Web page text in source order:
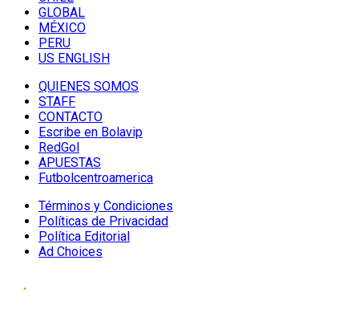
GLOBAL
MÉXICO
PERU
US ENGLISH
QUIENES SOMOS
STAFF
CONTACTO
Escribe en Bolavip
RedGol
APUESTAS
Futbolcentroamerica
Términos y Condiciones
Políticas de Privacidad
Política Editorial
Ad Choices